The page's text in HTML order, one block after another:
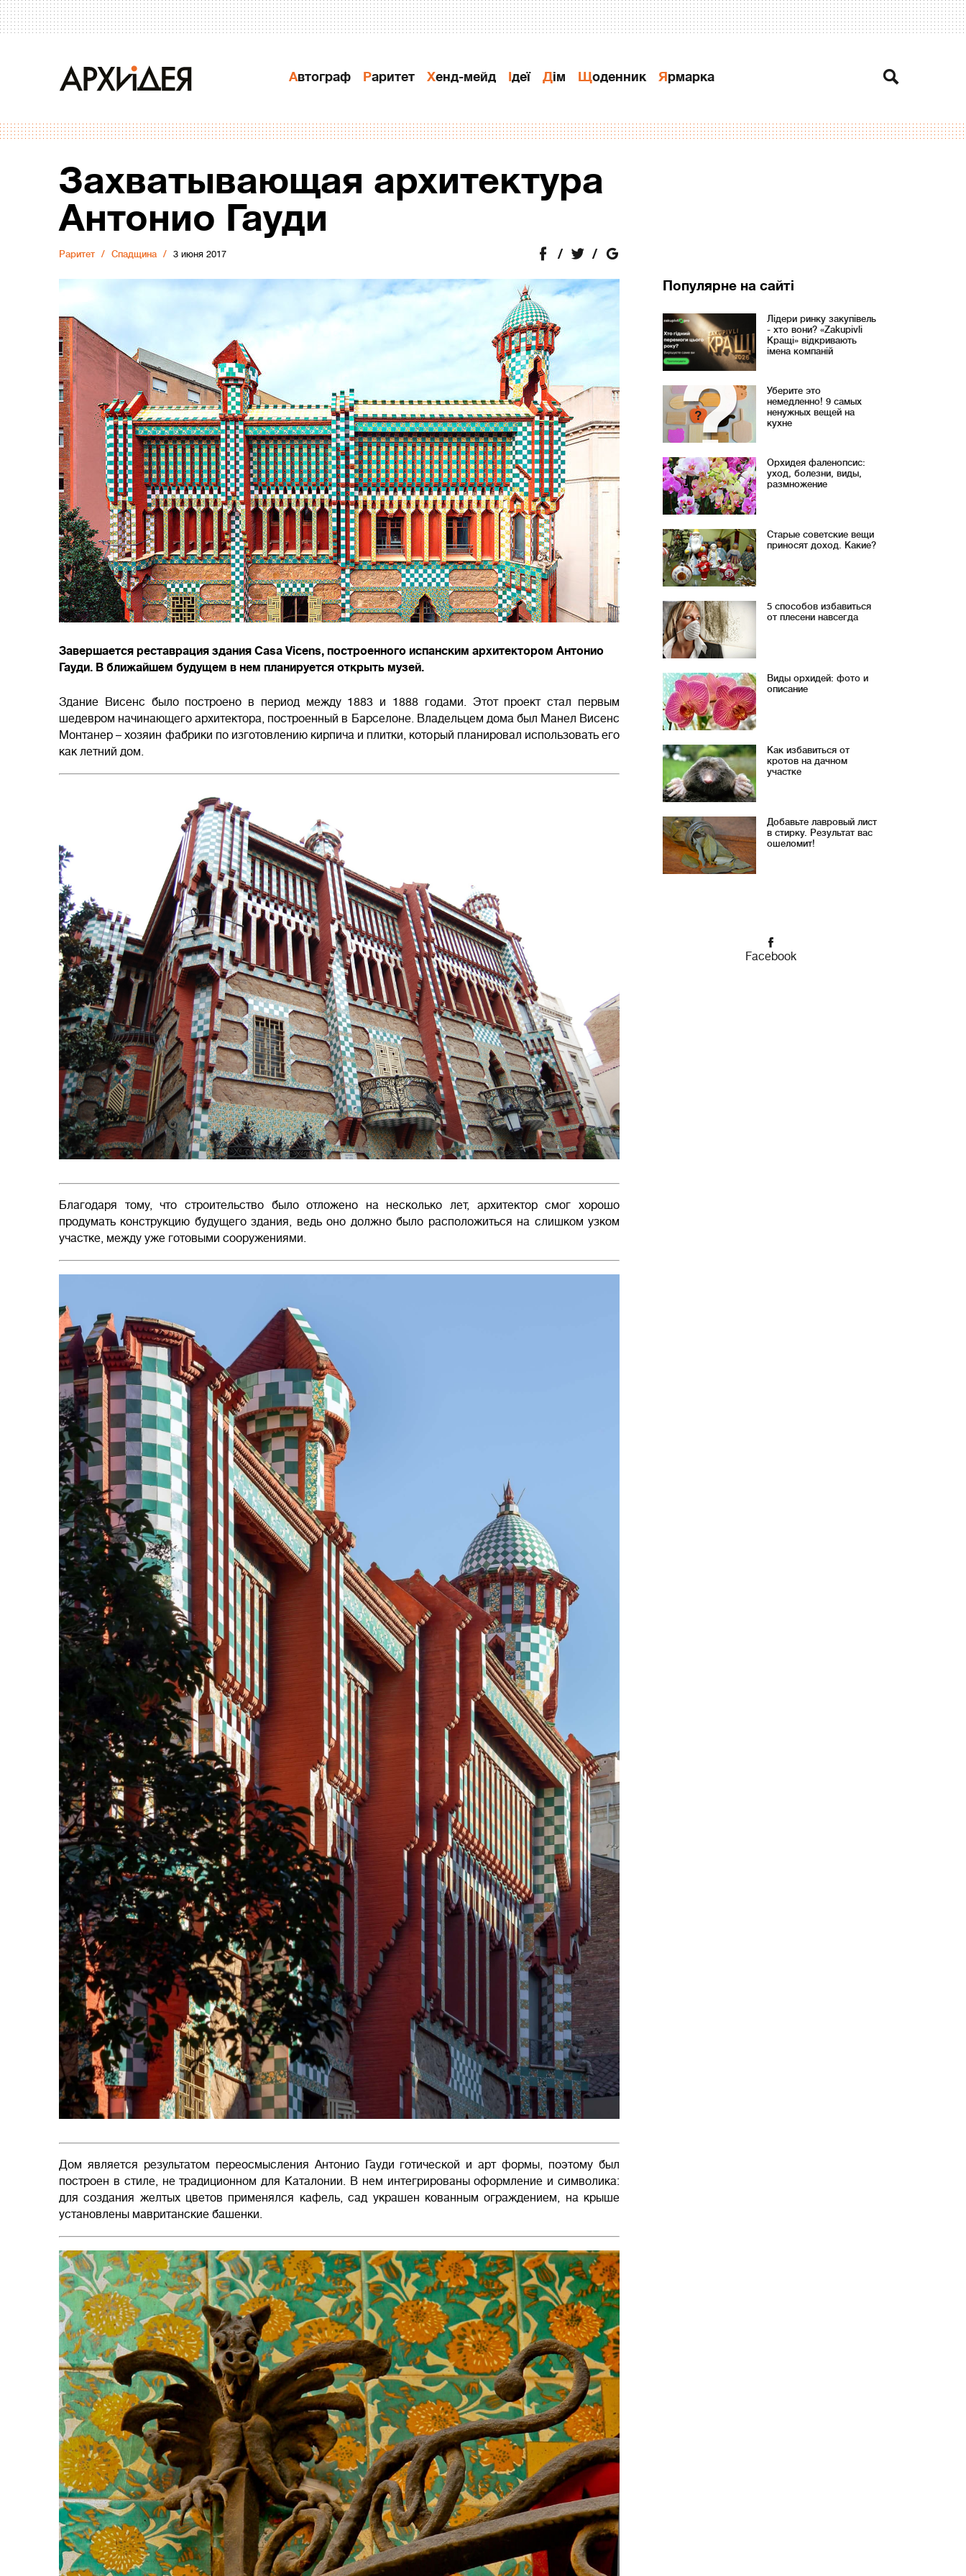
Автограф Раритет Хенд-мейд Ідеї Дiм Щоденник Ярмарка
Захватывающая архитектура
Антонио Гауди
Раритет Спадщина 3 июня 2017
Завершается реставрация здания Casa Vicens, построенного испанским архитектором Антонио
Гауди. В ближайшем будущем в нем планируется открыть музей.
Здание Висенс было построено в период между 1883 и 1888 годами. Этот проект стал первым
шедевром начинающего архитектора, построенный в Барселоне. Владельцем дома был Манел Висенс
Монтанер – хозяин фабрики по изготовлению кирпича и плитки, который планировал использовать его
как летний дом.
Благодаря тому, что строительство было отложено на несколько лет, архитектор смог хорошо
продумать конструкцию будущего здания, ведь оно должно было расположиться на слишком узком
участке, между уже готовыми сооружениями.
Дом является результатом переосмысления Антонио Гауди готической и арт формы, поэтому был
построен в стиле, не традиционном для Каталонии. В нем интегрированы оформление и символика:
для создания желтых цветов применялся кафель, сад украшен кованным ограждением, на крыше
установлены мавританские башенки.
Популярне на сайті
Лідери ринку закупівель
- хто вони? «Zakupivli
Кращі» відкривають
імена компаній
Уберите это
немедленно! 9 самых
ненужных вещей на
кухне
Орхидея фаленопсис:
уход, болезни, виды,
размножение
Старые советские вещи
приносят доход. Какие?
5 способов избавиться
от плесени навсегда
Виды орхидей: фото и
описание
Как избавиться от
кротов на дачном
участке
Добавьте лавровый лист
в стирку. Результат вас
ошеломит!
Facebook